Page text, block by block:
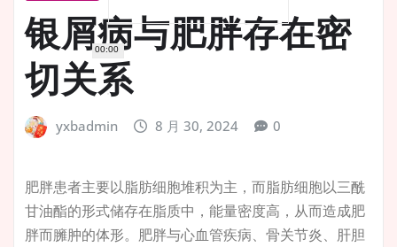
00:00
银屑病与肥胖存在密
切关系
yxbadmin 8 月 30, 2024 0
肥胖患者主要以脂肪细胞堆积为主，而脂肪细胞以三酰
甘油酯的形式储存在脂质中，能量密度高，从而造成肥
胖而臃肿的体形。肥胖与心血管疾病、骨关节炎、肝胆